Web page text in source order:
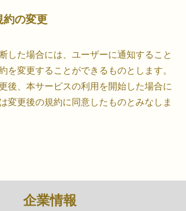
の変更
した場合には、ユーザーに通知すること
を変更することができるものとします。
後、本サービスの利用を開始した場合に
変更後の規約に同意したものとみなしま
企業情報